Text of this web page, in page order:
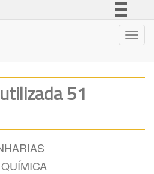
Legislação
utilizada 51